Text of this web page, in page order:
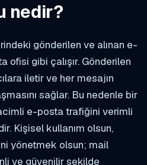
nedir?
gönderilen ve alınan e-
ofisi gibi çalışır. Gönderilen
iletir ve her mesajın
sağlar. Bu nedenle bir
e-posta trafiğini verimli
Kişisel kullanım olsun,
yönetmek olsun; mail
ve güvenilir şekilde